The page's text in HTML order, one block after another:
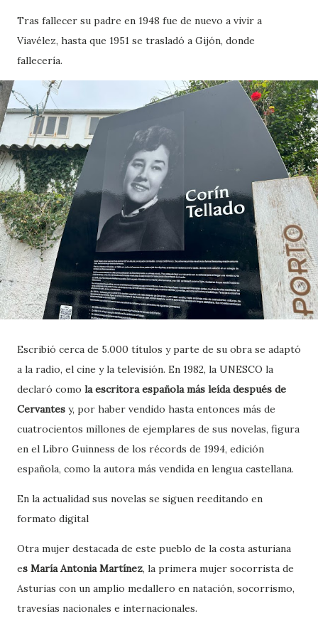
Tras fallecer su padre en 1948 fue de nuevo a vivir a
Viavélez, hasta que 1951 se trasladó a Gijón, donde
fallecería.
Escribió cerca de 5.000 títulos y parte de su obra se adaptó
a la radio, el cine y la televisión. En 1982, la UNESCO la
declaró como la escritora española más leída después de
Cervantes y, por haber vendido hasta entonces más de
cuatrocientos millones de ejemplares de sus novelas, figura
en el Libro Guinness de los récords de 1994, edición
española, como la autora más vendida en lengua castellana.
En la actualidad sus novelas se siguen reeditando en
formato digital
Otra mujer destacada de este pueblo de la costa asturiana
es María Antonia Martínez, la primera mujer socorrista de
Asturias con un amplio medallero en natación, socorrismo,
travesías nacionales e internacionales.